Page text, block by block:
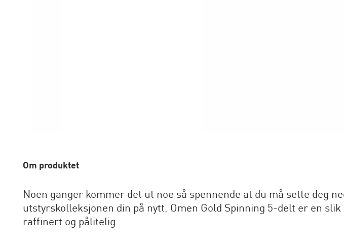
Om produktet
Noen ganger kommer det ut noe så spennende at du må sette deg
utstyrskolleksjonen din på nytt. Omen Gold Spinning 5-delt er en slik
raffinert og pålitelig.